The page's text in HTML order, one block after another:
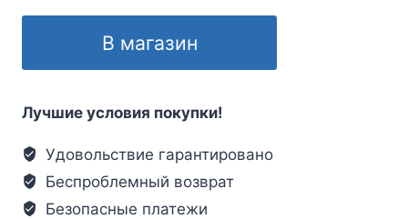
В магазин
Лучшие условия покупки!
Удовольствие гарантировано
Беспроблемный возврат
Безопасные платежи